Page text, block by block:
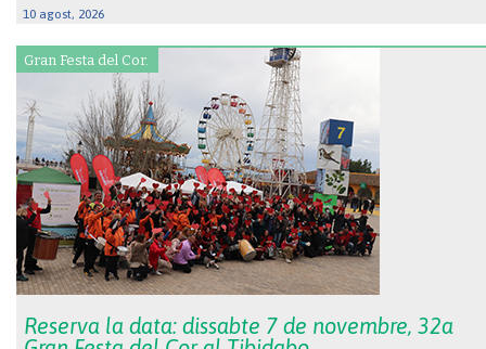
10 agost, 2026
Gran Festa del Cor.
Reserva la data: dissabte 7 de novembre, 32a